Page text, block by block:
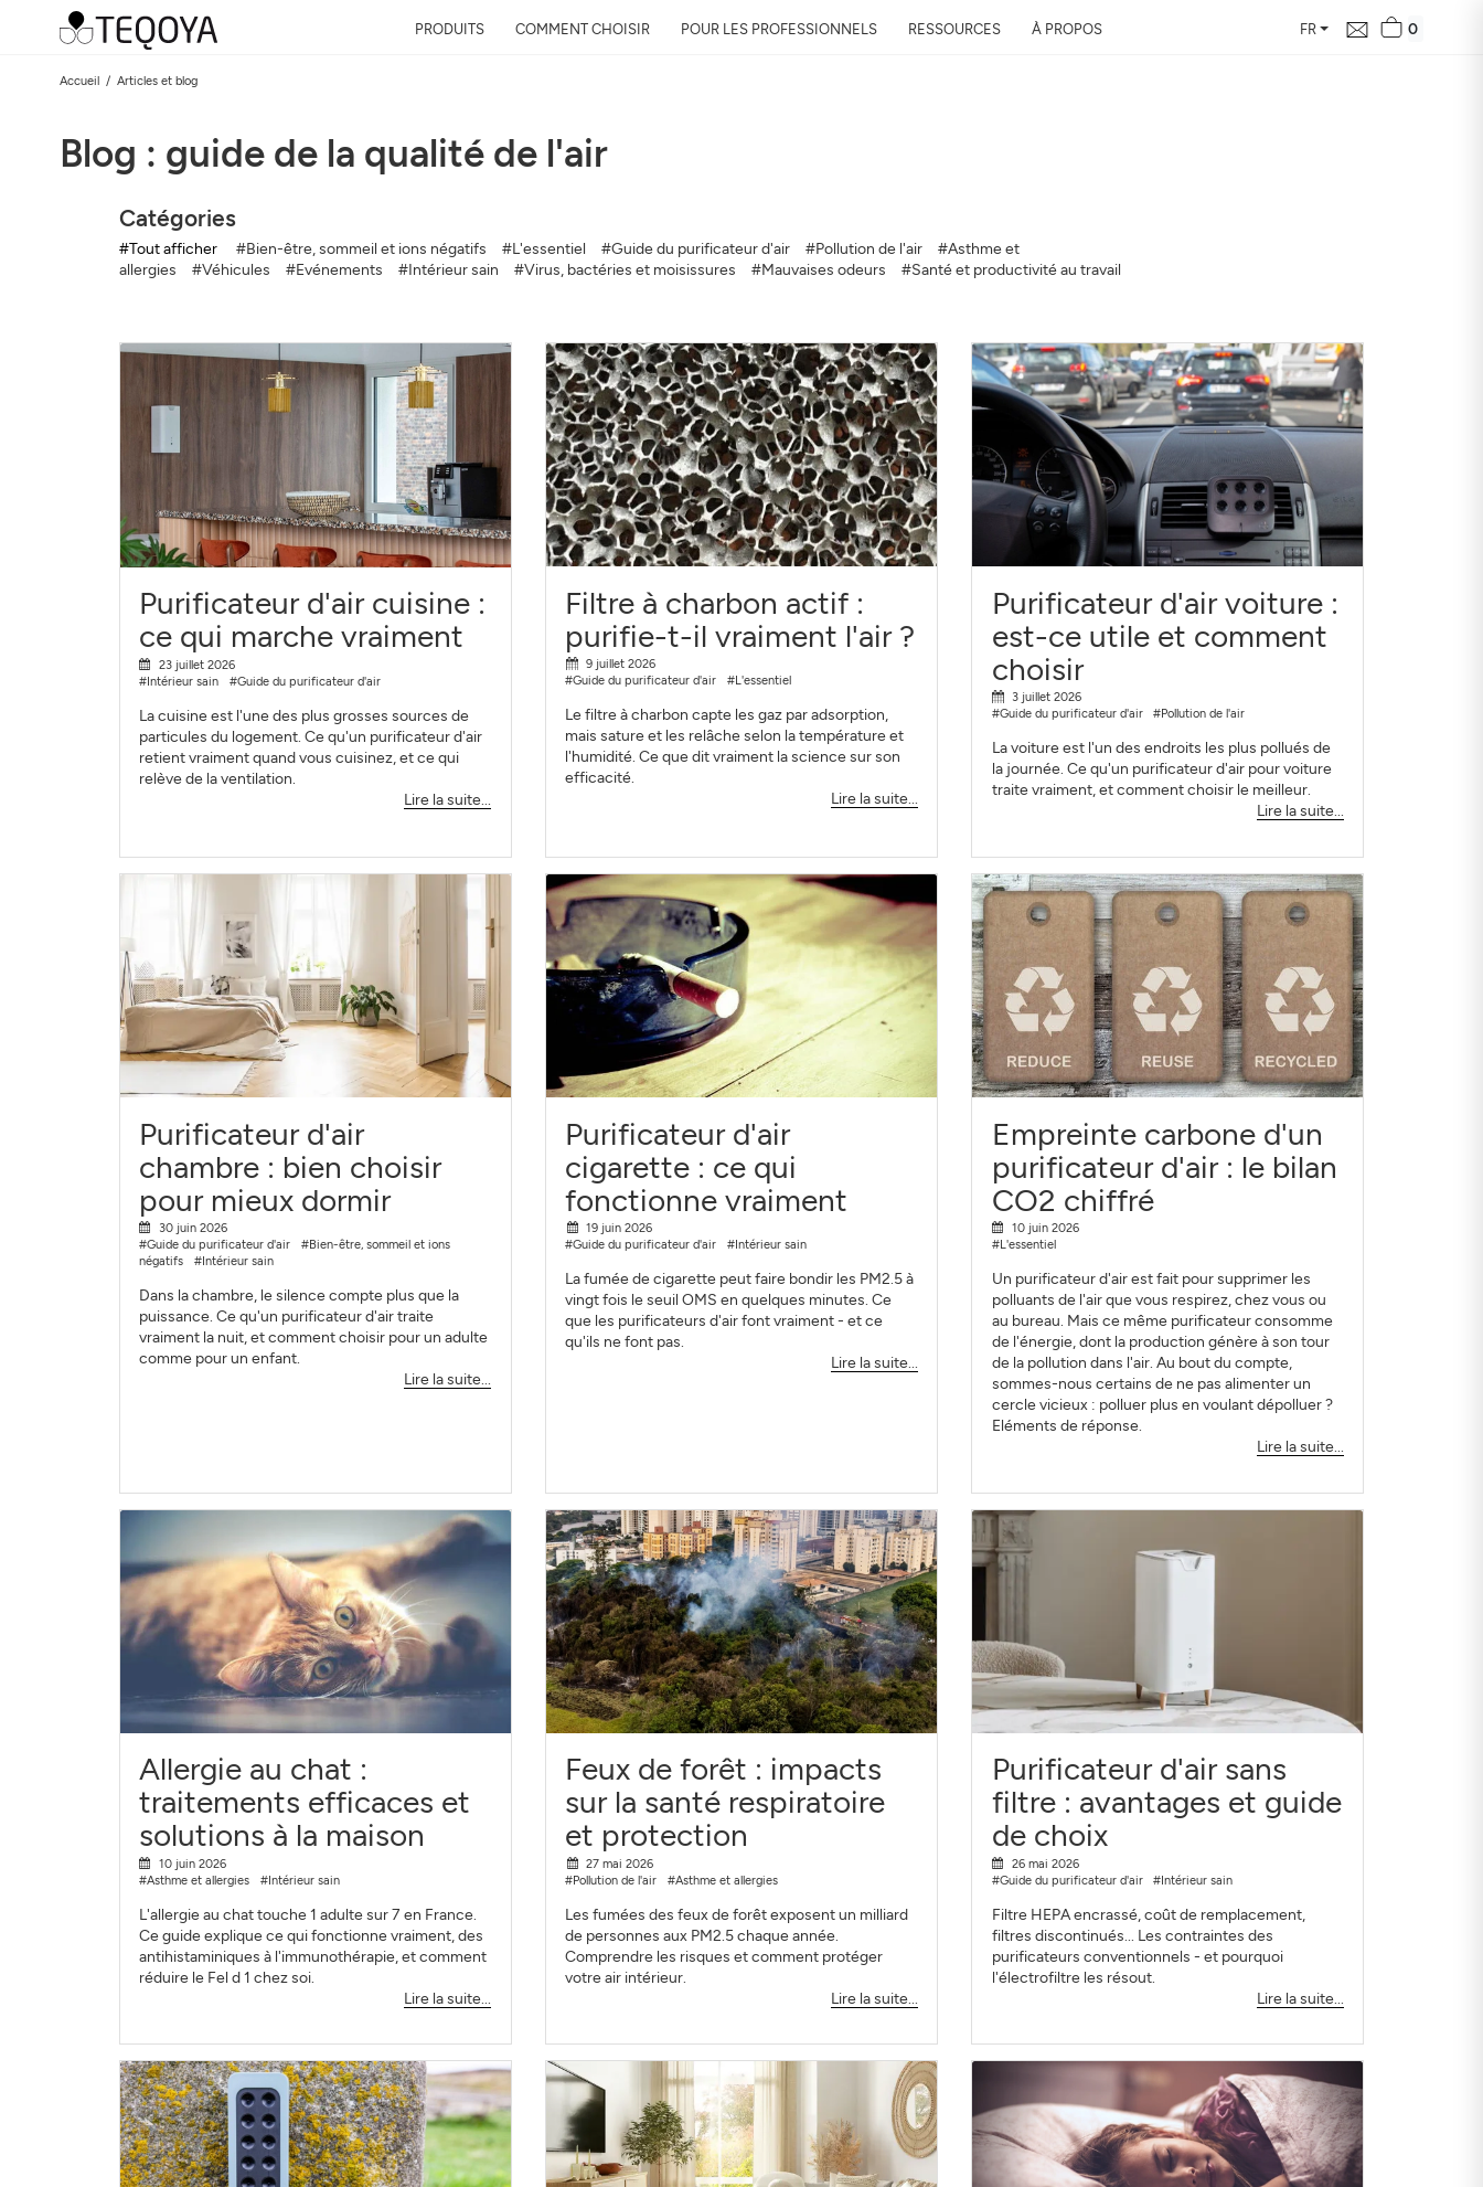
PRODUITS COMMENT CHOISIR POUR LES PROFESSIONNELS RESSOURCES À PROPOS FR 0
Accueil Articles et blog
Blog : guide de la qualité de l'air
Catégories
#Tout afficher #Bien-être, sommeil et ions négatifs #L'essentiel #Guide du purificateur d'air #Pollution de l'air
#Asthme et
allergies
#Véhicules #Evénements #Intérieur sain #Virus, bactéries et moisissures #Mauvaises odeurs #Santé et productivité au travail
Purificateur d'air cuisine :
ce qui marche vraiment
23 juillet 2026
#Intérieur sain
#Guide du purificateur d'air
La cuisine est l'une des plus grosses sources de
particules du logement. Ce qu'un purificateur d'air
retient vraiment quand vous cuisinez, et ce qui
relève de la ventilation.
Lire la suite...
Filtre à charbon actif :
purifie-t-il vraiment l'air ?
9 juillet 2026
#Guide du purificateur d'air
#L'essentiel
Le filtre à charbon capte les gaz par adsorption,
mais sature et les relâche selon la température et
l'humidité. Ce que dit vraiment la science sur son
efficacité.
Lire la suite...
Purificateur d'air voiture :
est-ce utile et comment
choisir
3 juillet 2026
#Guide du purificateur d'air
#Pollution de l'air
La voiture est l'un des endroits les plus pollués de
la journée. Ce qu'un purificateur d'air pour voiture
traite vraiment, et comment choisir le meilleur.
Lire la suite...
Purificateur d'air
chambre : bien choisir
pour mieux dormir
30 juin 2026
#Guide du purificateur d'air
#Bien-être, sommeil et ions
négatifs
#Intérieur sain
Dans la chambre, le silence compte plus que la
puissance. Ce qu'un purificateur d'air traite
vraiment la nuit, et comment choisir pour un adulte
comme pour un enfant.
Lire la suite...
Purificateur d'air
cigarette : ce qui
fonctionne vraiment
19 juin 2026
#Guide du purificateur d'air
#Intérieur sain
La fumée de cigarette peut faire bondir les PM2.5 à
vingt fois le seuil OMS en quelques minutes. Ce
que les purificateurs d'air font vraiment - et ce
qu'ils ne font pas.
Lire la suite...
Empreinte carbone d'un
purificateur d'air : le bilan
CO2 chiffré
10 juin 2026
#L'essentiel
Un purificateur d'air est fait pour supprimer les
polluants de l'air que vous respirez, chez vous ou
au bureau. Mais ce même purificateur consomme
de l'énergie, dont la production génère à son tour
de la pollution dans l'air. Au bout du compte,
sommes-nous certains de ne pas alimenter un
cercle vicieux : polluer plus en voulant dépolluer ?
Eléments de réponse.
Lire la suite...
Allergie au chat :
traitements efficaces et
solutions à la maison
10 juin 2026
#Asthme et allergies
#Intérieur sain
L'allergie au chat touche 1 adulte sur 7 en France.
Ce guide explique ce qui fonctionne vraiment, des
antihistaminiques à l'immunothérapie, et comment
réduire le Fel d 1 chez soi.
Lire la suite...
Feux de forêt : impacts
sur la santé respiratoire
et protection
27 mai 2026
#Pollution de l'air
#Asthme et allergies
Les fumées des feux de forêt exposent un milliard
de personnes aux PM2.5 chaque année.
Comprendre les risques et comment protéger
votre air intérieur.
Lire la suite...
Purificateur d'air sans
filtre : avantages et guide
de choix
26 mai 2026
#Guide du purificateur d'air
#Intérieur sain
Filtre HEPA encrassé, coût de remplacement,
filtres discontinués... Les contraintes des
purificateurs conventionnels - et pourquoi
l'électrofiltre les résout.
Lire la suite...
Découvrez la qualité de l’air autour de votre domicile, son
évolution et son impact sur votre santé
Adresse
S'INSCRIRE FERMER